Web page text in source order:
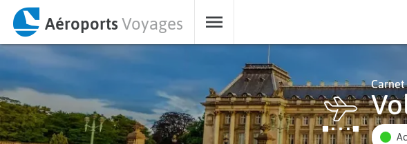
AéroportsVoyages
Carnet